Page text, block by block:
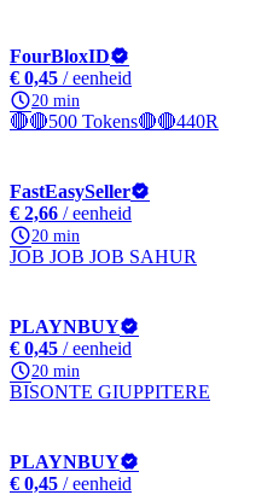
FourBloxID
€ 0,45 / eenheid
20 min
🔴🔴500 Tokens🔴🔴440R
FastEasySeller
€ 2,66 / eenheid
20 min
JOB JOB JOB SAHUR
PLAYNBUY
€ 0,45 / eenheid
20 min
BISONTE GIUPPITERE
PLAYNBUY
€ 0,45 / eenheid